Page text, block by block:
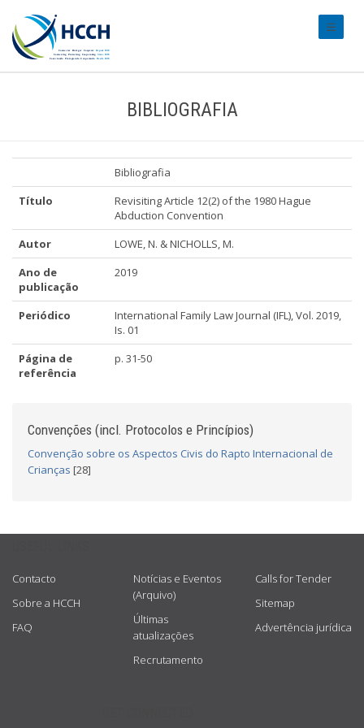
BIBLIOGRAFIA
Bibliografia
Título
Revisiting Article 12(2) of the 1980 Hague
Abduction Convention
Autor
LOWE, N. & NICHOLLS, M.
Ano de
publicação
2019
Periódico
International Family Law Journal (IFL), Vol. 2019,
Is. 01
Página de
referência
p. 31-50
Convenções (incl. Protocolos e Princípios)
Convenção sobre os Aspectos Civis do Rapto Internacional de
Crianças [28]
Contacto
Sobre a HCCH
FAQ
Notícias e Eventos
(Arquivo)
Últimas
atualizações
Recrutamento
Calls for Tender
Sitemap
Advertência jurídica